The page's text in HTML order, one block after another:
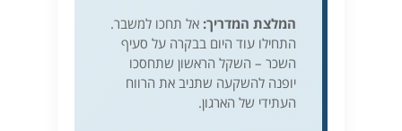
המלצת המדריך: אל תחכו למשבר.
התחילו עוד היום בבקרה על סעיף
השכר – השקל הראשון שתחסכו
יופנה להשקעה שתניב את הרווח
העתידי של הארגון.